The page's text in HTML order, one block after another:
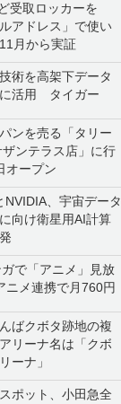
受取ロッカーを
ルアドレス」で使い
月から実証
術を高架下データ
活用 タイガー
ンを売る「タリー
ザンテラス店」に行
ープン
NVIDIA、宇宙データ
向け衛星用AI計算
で「アニメ」見放
メ連携で月760円
ばクボタ跡地の複
リーナ名は「クボ
ーナ」
ポット、小田急全